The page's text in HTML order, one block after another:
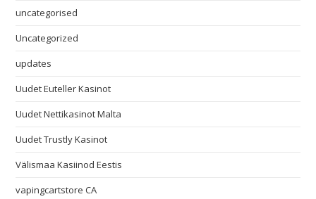
uncategorised
Uncategorized
updates
Uudet Euteller Kasinot
Uudet Nettikasinot Malta
Uudet Trustly Kasinot
Välismaa Kasiinod Eestis
vapingcartstore CA